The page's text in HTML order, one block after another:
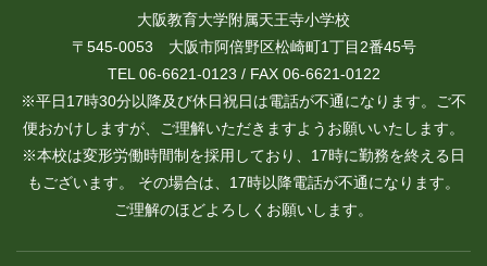
大阪教育大学附属天王寺小学校
〒545-0053 大阪市阿倍野区松崎町1丁目2番45号
TEL 06-6621-0123 / FAX 06-6621-0122
※平日17時30分以降及び休日祝日は電話が不通になります。ご不
便おかけしますが、ご理解いただきますようお願いいたします。
※本校は変形労働時間制を採用しており、17時に勤務を終える日
もございます。 その場合は、17時以降電話が不通になります。
ご理解のほどよろしくお願いします。